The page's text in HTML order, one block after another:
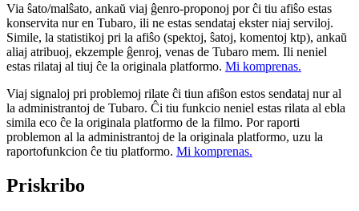
Via ŝato/malŝato, ankaŭ viaj ĝenro-proponoj por ĉi tiu afiŝo estas
konservita nur en Tubaro, ili ne estas sendataj ekster niaj serviloj.
Simile, la statistikoj pri la afiŝo (spektoj, ŝatoj, komentoj ktp), ankaŭ
aliaj atribuoj, ekzemple ĝenroj, venas de Tubaro mem. Ili neniel
estas rilataj al tiuj ĉe la originala platformo. Mi komprenas.
Viaj signaloj pri problemoj rilate ĉi tiun afiŝon estos sendataj nur al
la administrantoj de Tubaro. Ĉi tiu funkcio neniel estas rilata al ebla
simila eco ĉe la originala platformo de la filmo. Por raporti
problemon al la administrantoj de la originala platformo, uzu la
raportofunkcion ĉe tiu platformo. Mi komprenas.
Priskribo